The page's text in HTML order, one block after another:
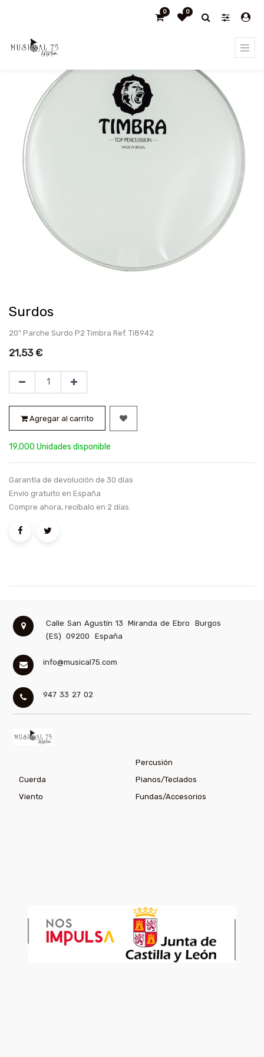
0 0
Surdos
20" Parche Surdo P2 Timbra Ref. Ti8942
21,53€
Agregar al carrito
19,000 Unidades disponible
Garantía de devolución de 30 días
Envío gratuito en España
Compre ahora, recíbalo en 2 días.
Calle San Agustín 13 Miranda de Ebro
Burgos
(ES)
09200 España
info@musical75.com
947 33 27 02
Percusión
Cuerda
Pianos/Teclados
Viento
Fundas/Accesorios